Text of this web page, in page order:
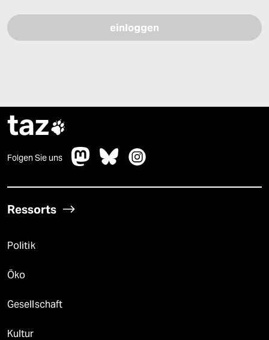
taz
Folgen Sie uns
Ressorts
Politik
Öko
Gesellschaft
Kultur